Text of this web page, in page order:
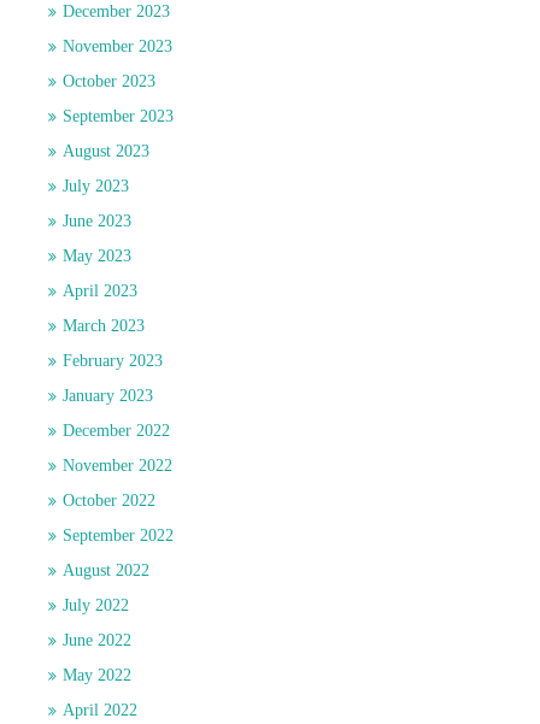
December 2023
November 2023
October 2023
September 2023
August 2023
July 2023
June 2023
May 2023
April 2023
March 2023
February 2023
January 2023
December 2022
November 2022
October 2022
September 2022
August 2022
July 2022
June 2022
May 2022
April 2022